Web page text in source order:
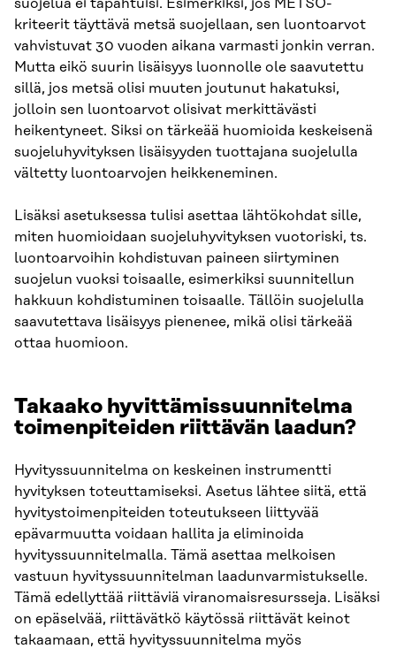
suojelua ei tapahtuisi. Esimerkiksi, jos METSO-
kriteerit täyttävä metsä suojellaan, sen luontoarvot
vahvistuvat 30 vuoden aikana varmasti jonkin verran.
Mutta eikö suurin lisäisyys luonnolle ole saavutettu
sillä, jos metsä olisi muuten joutunut hakatuksi,
jolloin sen luontoarvot olisivat merkittävästi
heikentyneet. Siksi on tärkeää huomioida keskeisenä
suojeluhyvityksen lisäisyyden tuottajana suojelulla
vältetty luontoarvojen heikkeneminen.
Lisäksi asetuksessa tulisi asettaa lähtökohdat sille,
miten huomioidaan suojeluhyvityksen vuotoriski, ts.
luontoarvoihin kohdistuvan paineen siirtyminen
suojelun vuoksi toisaalle, esimerkiksi suunnitellun
hakkuun kohdistuminen toisaalle. Tällöin suojelulla
saavutettava lisäisyys pienenee, mikä olisi tärkeää
ottaa huomioon.
Takaako hyvittämissuunnitelma
toimenpiteiden riittävän laadun?
Hyvityssuunnitelma on keskeinen instrumentti
hyvityksen toteuttamiseksi. Asetus lähtee siitä, että
hyvitystoimenpiteiden toteutukseen liittyvää
epävarmuutta voidaan hallita ja eliminoida
hyvityssuunnitelmalla. Tämä asettaa melkoisen
vastuun hyvityssuunnitelman laadunvarmistukselle.
Tämä edellyttää riittäviä viranomaisresursseja. Lisäksi
on epäselvää, riittävätkö käytössä riittävät keinot
takaamaan, että hyvityssuunnitelma myös